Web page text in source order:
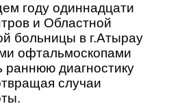
году одиннадцати
и Областной
больницы в г.Атырау
офтальмоскопами
раннюю диагностику
случаи